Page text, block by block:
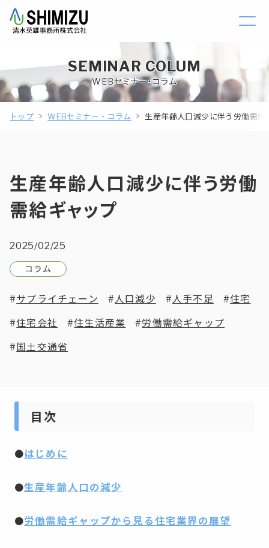
SEMINAR COLUM
WEBセミナー・コラム
トップ WEBセミナー・コラム 生産年齢人口減少に伴う労働需給
生産年齢人口減少に伴う労働
需給ギャップ
2025/02/25
コラム
サプライチェーン 人口減少 人手不足 住宅
住宅会社 住生活産業 労働需給ギャップ
国土交通省
目次
●はじめに
●生産年齢人口の減少
●労働需給ギャップから見る住宅業界の展望